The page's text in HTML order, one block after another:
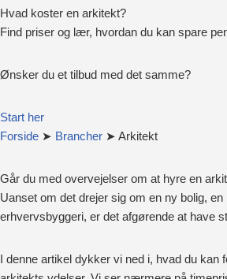
Hvad koster en arkitekt?
Find priser og lær, hvordan du kan spare
Ønsker du et tilbud med det samme?
Start her
Forside ➤ Brancher ➤ Arkitekt
Går du med overvejelser om at hyre en
Uanset om det drejer sig om en ny bolig, en
erhvervsbyggeri, er det afgørende at have
I denne artikel dykker vi ned i, hvad du kan